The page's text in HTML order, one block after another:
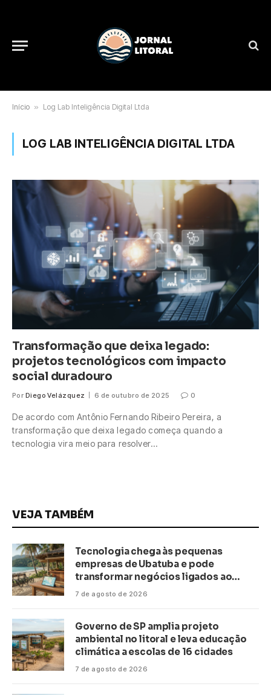
Início » Log Lab Inteligência Digital Ltda
LOG LAB INTELIGÊNCIA DIGITAL LTDA
Transformação que deixa legado:
projetos tecnológicos com impacto
social duradouro
Por Diego Velázquez 6 de outubro de 2025 0
De acordo com Antônio Fernando Ribeiro Pereira, a
transformação que deixa legado começa quando a
tecnologia vira meio para resolver…
VEJA TAMBÉM
Tecnologia chega às pequenas
empresas de Ubatuba e pode
transformar negócios ligados ao
turismo no litoral
7 de agosto de 2026
Governo de SP amplia projeto
ambiental no litoral e leva educação
climática a escolas de 16 cidades
7 de agosto de 2026